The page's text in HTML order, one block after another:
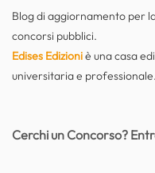
Blog di aggiornamento per
concorsi pubblici.
Edises Edizioniè una casa
universitaria e professionale.
Cerchi un Concorso?